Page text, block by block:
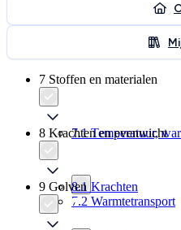
7 Stoffen en materialen
7.1 Temperatuur,
7.2 Warmtetransport
8 Krachten en evenwicht
8.1 Krachten
9 Golven